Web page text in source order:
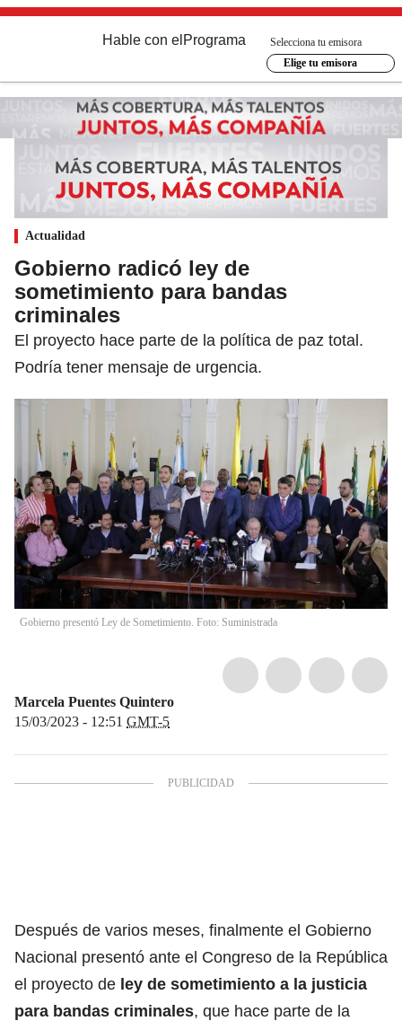
Hable con el Programa
Selecciona tu emisora
Elige tu emisora
Actualidad
Gobierno radicó ley de
sometimiento para bandas
criminales
El proyecto hace parte de la política de paz total.
Podría tener mensaje de urgencia.
Gobierno presentó Ley de Sometimiento. Foto: Suministrada
Marcela Puentes Quintero
15/03/2023 - 12:51 GMT-5
Después de varios meses, finalmente el Gobierno
Nacional presentó ante el Congreso de la República
el proyecto de ley de sometimiento a la justicia
para bandas criminales, que hace parte de la